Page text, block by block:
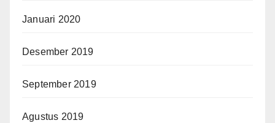
Januari 2020
Desember 2019
September 2019
Agustus 2019